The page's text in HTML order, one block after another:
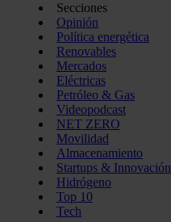
Secciones
Opinión
Política energética
Renovables
Mercados
Eléctricas
Petróleo & Gas
Videopodcast
NET ZERO
Movilidad
Almacenamiento
Startups & Innovación
Hidrógeno
Top 10
Tech